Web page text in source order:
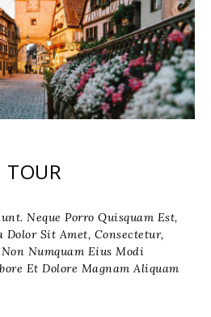
TOUR
Neque Porro Quisquam Est,
Sit Amet, Consectetur,
Numquam Eius Modi
Et Dolore Magnam Aliquam